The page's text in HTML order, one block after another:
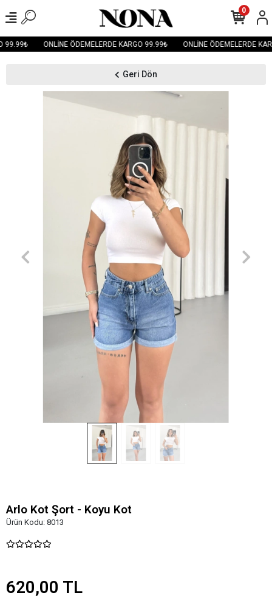
99.99₺ ONLİNE ÖDEMELERDE KARGO 99.99₺ ONLİNE ÖDEMELERDE
0
Geri Dön
Arlo Kot Şort - Koyu Kot
Ürün Kodu: 8013
620,00 TL